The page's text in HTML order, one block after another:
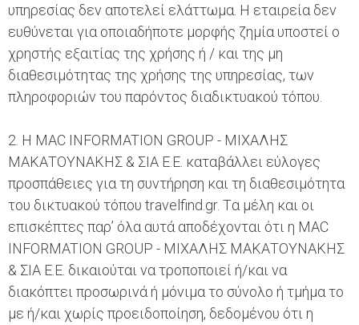
υπηρεσίας δεν αποτελεί ελάττωμα. Η εταιρεία δεν
ευθύνεται για οποιαδήποτε μορφής ζημία υποστεί ο
χρηστής εξαιτίας της χρήσης ή / και της μη
διαθεσιμότητας της χρήσης της υπηρεσίας, των
πληροφοριών του παρόντος διαδικτυακού τόπου.
2. Η MAC INFORMATION GROUP - ΜΙΧΑΛΗΣ
ΜΑΚΑΤΟΥΝΑΚΗΣ & ΣΙΑ Ε.Ε. καταβάλλει εύλογες
προσπάθειες για τη συντήρηση και τη διαθεσιμότητα
του δικτυακού τόπου travelfind.gr. Tα μέλη και οι
επισκέπτες παρ’ όλα αυτά αποδέχονται ότι η MAC
INFORMATION GROUP - ΜΙΧΑΛΗΣ ΜΑΚΑΤΟΥΝΑΚΗΣ
& ΣΙΑ Ε.Ε. δικαιούται να τροποποιεί ή/και να
διακόπτει προσωρινά ή μόνιμα το σύνολο ή τμήμα το
με ή/και χωρίς προειδοποίηση, δεδομένου ότι η